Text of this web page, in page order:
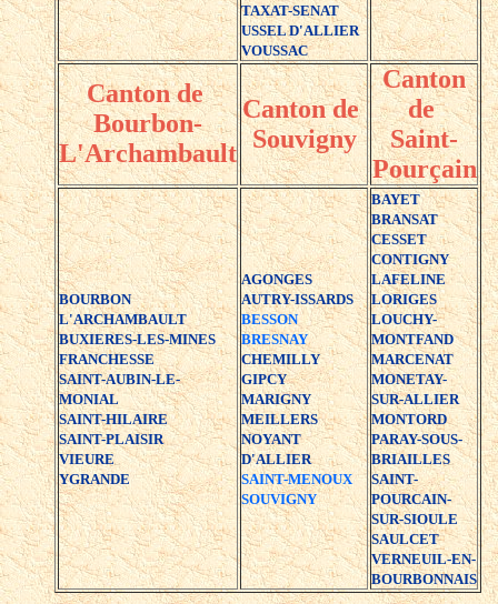
TAXAT-SENAT
USSEL D'ALLIER
VOUSSAC
Canton de
Bourbon-
L'Archambault
Canton de
Souvigny
Canton
de
Saint-
Pourçain
BOURBON
L'ARCHAMBAULT
BUXIERES-LES-MINES
FRANCHESSE
SAINT-AUBIN-LE-
MONIAL
SAINT-HILAIRE
SAINT-PLAISIR
VIEURE
YGRANDE
AGONGES
AUTRY-ISSARDS
BESSON
BRESNAY
CHEMILLY
GIPCY
MARIGNY
MEILLERS
NOYANT
D'ALLIER
SAINT-MENOUX
SOUVIGNY
BAYET
BRANSAT
CESSET
CONTIGNY
LAFELINE
LORIGES
LOUCHY-
MONTFAND
MARCENAT
MONETAY-
SUR-ALLIER
MONTORD
PARAY-SOUS-
BRIAILLES
SAINT-
POURCAIN-
SUR-SIOULE
SAULCET
VERNEUIL-EN-
BOURBONNAIS